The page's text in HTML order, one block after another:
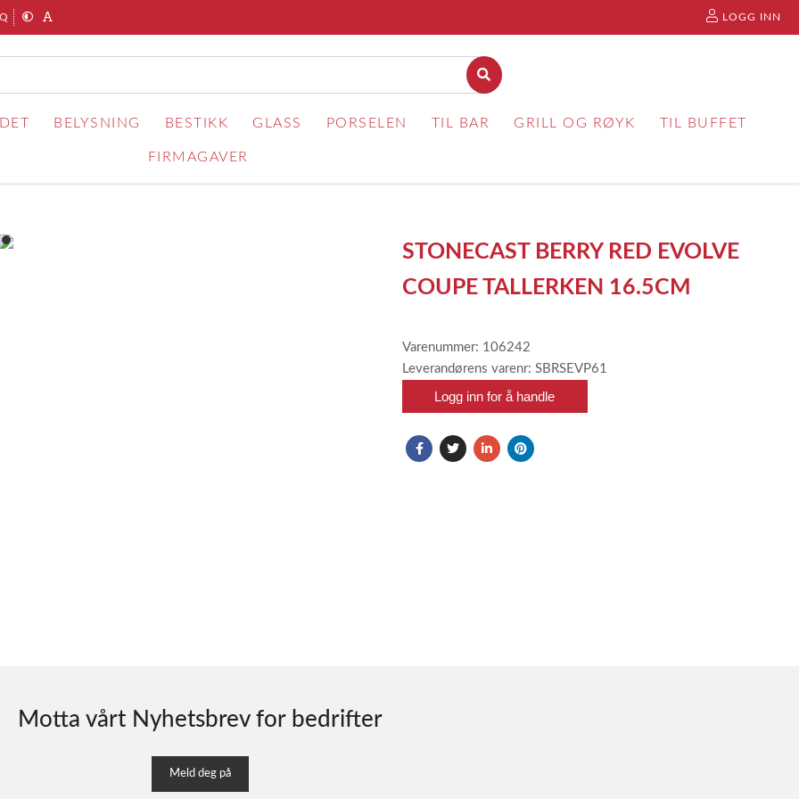
LOGG INN
BELYSNING BESTIKK GLASS PORSELEN TIL BAR GRILL OG RØYK TIL BUFFET
FIRMAGAVER
item
STONECAST BERRY RED EVOLVE
COUPE TALLERKEN 16.5CM
Varenummer: 106242
Leverandørens varenr: SBRSEVP61
Logg inn for å handle
Motta vårt Nyhetsbrev for bedrifter
Meld deg på